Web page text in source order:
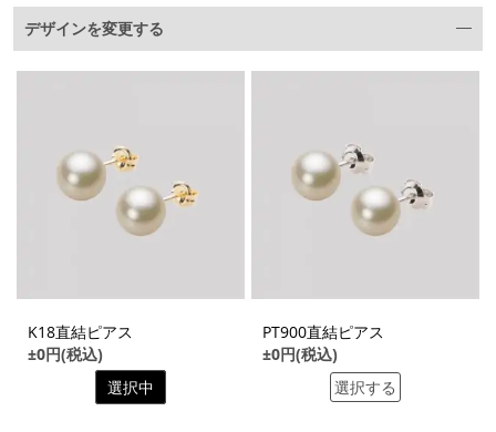
デザインを変更する
K18直結ピアス
±0円(税込)
選択中
PT900直結ピアス
±0円(税込)
選択する